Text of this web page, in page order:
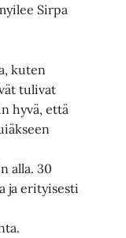
Sirpa
kuten
tulivat
hyvä, että
alla. 30
ja erityisesti